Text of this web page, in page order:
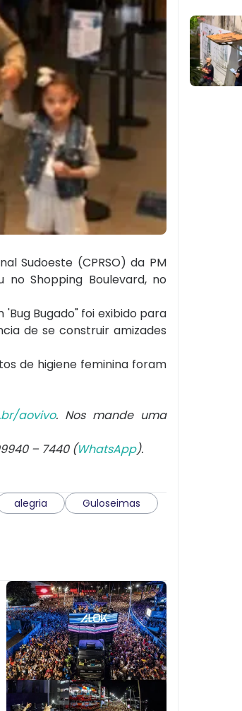
Sudoeste (CPRSO) da PM
Shopping Boulevard, no
Bugado" foi exibido para
de se construir amizades
de higiene feminina foram
aovivo. Nos mande uma
– 7440 (WhatsApp).
alegria
Guloseimas